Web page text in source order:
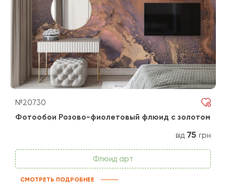
№20730
Фотообои Розово-фиолетовый флюид с золотом
від 75 грн
Флюид арт
СМОТРЕТЬ ПОДРОБНЕЕ